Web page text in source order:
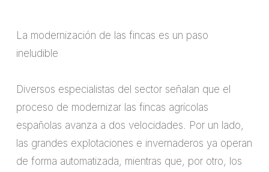
La modernización de las fincas es un paso
ineludible
Diversos especialistas del sector señalan que el
proceso de modernizar las fincas agrícolas
españolas avanza a dos velocidades. Por un lado,
las grandes explotaciones e invernaderos ya operan
de forma automatizada, mientras que, por otro, los